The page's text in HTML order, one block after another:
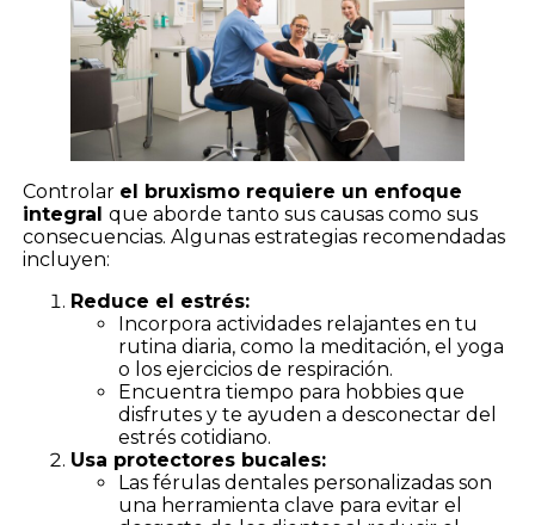
Controlar el bruxismo requiere un enfoque
integral que aborde tanto sus causas como sus
consecuencias. Algunas estrategias recomendadas
incluyen:
Reduce el estrés:
Incorpora actividades relajantes en tu
rutina diaria, como la meditación, el yoga
o los ejercicios de respiración.
Encuentra tiempo para hobbies que
disfrutes y te ayuden a desconectar del
estrés cotidiano.
Usa protectores bucales:
Las férulas dentales personalizadas son
una herramienta clave para evitar el